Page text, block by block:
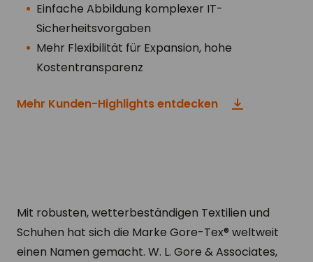
Einfache Abbildung komplexer IT-
Sicherheitsvorgaben
Mehr Flexibilität für Expansion, hohe
Kostentransparenz
Mehr Kunden-Highlights entdecken
Mit robusten, wetterbeständigen Textilien und
Schuhen hat sich die Marke Gore-Tex® weltweit
einen Namen gemacht. W. L. Gore & Associates,